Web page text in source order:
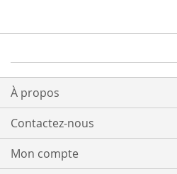
À propos
Contactez-nous
Mon compte